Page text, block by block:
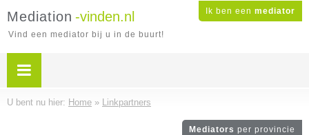
Ik ben een mediator
Mediation -vinden.nl
Vind een mediator bij u in de buurt!
U bent nu hier: Home » Linkpartners
Mediators per provincie